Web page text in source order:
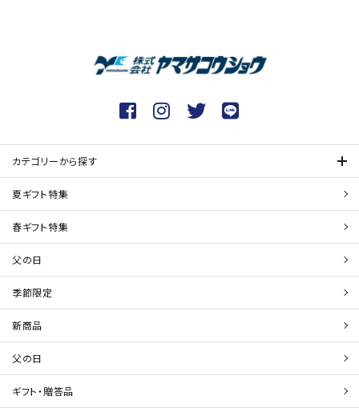
カテゴリーから探す
夏ギフト特集
春ギフト特集
父の日
季節限定
新商品
父の日
ギフト・贈答品